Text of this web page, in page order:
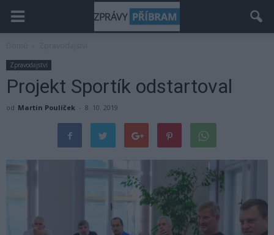
Zpravodajství
Projekt Sportík odstartoval
od Martin Poulíček - 8. 10. 2019